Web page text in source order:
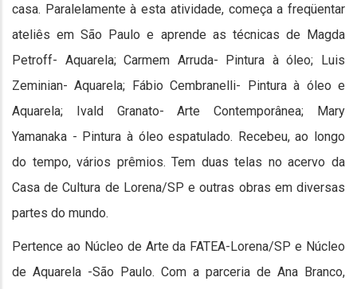
casa. Paralelamente à esta atividade, começa a freqüentar
ateliês em São Paulo e aprende as técnicas de Magda
Petroff- Aquarela; Carmem Arruda- Pintura à óleo; Luis
Zeminian- Aquarela; Fábio Cembranelli- Pintura à óleo e
Aquarela; Ivald Granato- Arte Contemporânea; Mary
Yamanaka - Pintura à óleo espatulado. Recebeu, ao longo
do tempo, vários prêmios. Tem duas telas no acervo da
Casa de Cultura de Lorena/SP e outras obras em diversas
partes do mundo.
Pertence ao Núcleo de Arte da FATEA-Lorena/SP e Núcleo
de Aquarela -São Paulo. Com a parceria de Ana Branco,